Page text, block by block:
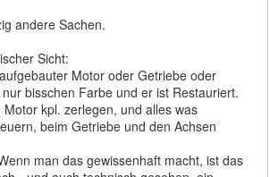
andere Sachen.
Sicht:
Motor oder Getriebe oder
bisschen Farbe und er ist Restauriert.
kpl. zerlegen, und alles was
beim Getriebe und den Achsen
man das gewissenhaft macht, ist das